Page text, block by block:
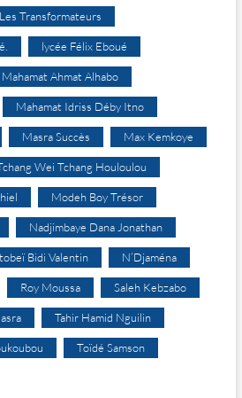
Les Transformateurs
lycée Félix Eboué
Mahamat Ahmat Alhabo
Mahamat Idriss Déby Itno
Masra Succès Max Kemkoye
Wei Tchang Houloulou
Modeh Boy Trésor
Nadjimbaye Dana Jonathan
Bidi Valentin N’Djaména
Roy Moussa Saleh Kebzabo
Tahir Hamid Nguilin
Toïdé Samson